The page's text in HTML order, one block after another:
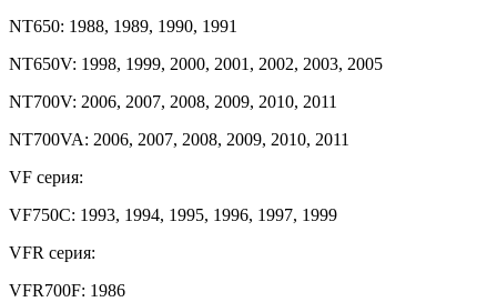
NT650: 1988, 1989, 1990, 1991
NT650V: 1998, 1999, 2000, 2001, 2002, 2003, 2005
NT700V: 2006, 2007, 2008, 2009, 2010, 2011
NT700VA: 2006, 2007, 2008, 2009, 2010, 2011
VF серия:
VF750C: 1993, 1994, 1995, 1996, 1997, 1999
VFR серия:
VFR700F: 1986